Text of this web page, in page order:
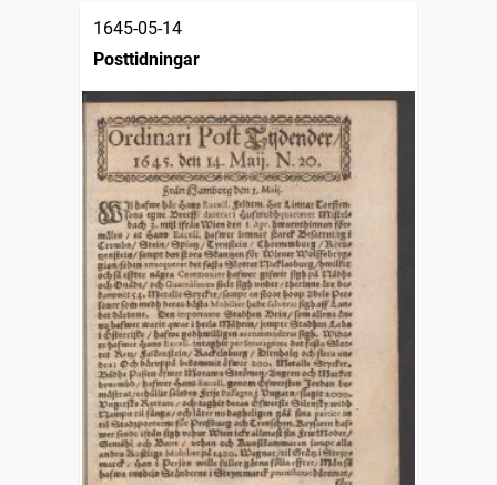
1645-05-14
Posttidningar